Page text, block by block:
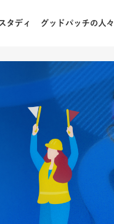
タディ グッドパッチの人々